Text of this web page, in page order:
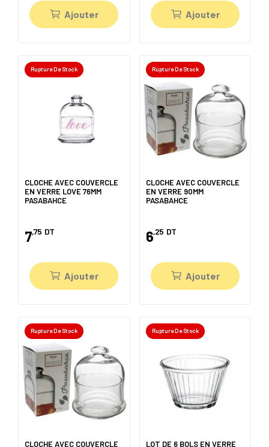
Ajouter Ajouter
Rupture De Stock
CLOCHE AVEC COUVERCLE
EN VERRE LOVE 76MM
PASABAHCE
7,75 DT
Ajouter
Rupture De Stock
CLOCHE AVEC COUVERCLE
EN VERRE 90MM
PASABAHCE
6,25 DT
Ajouter
Rupture De Stock
CLOCHE AVEC COUVERCLE
Rupture De Stock
LOT DE 6 BOLS EN VERRE